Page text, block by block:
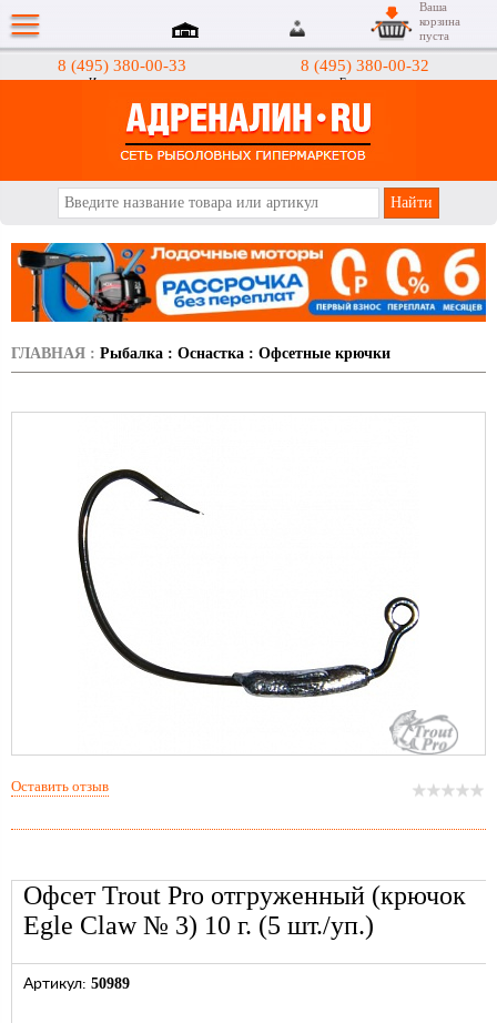
8 (495) 380-00-33
Интернет-магазин
8 (495) 380-00-32
Гипермаркеты
Ваша
корзина
пуста
ГЛАВНАЯ : Рыбалка : Оснастка : Офсетные крючки
Офсет Trout Pro отгруженный (крючок
Egle Claw № 3) 10 г. (5 шт./уп.)
Артикул: 50989
Оставить отзыв